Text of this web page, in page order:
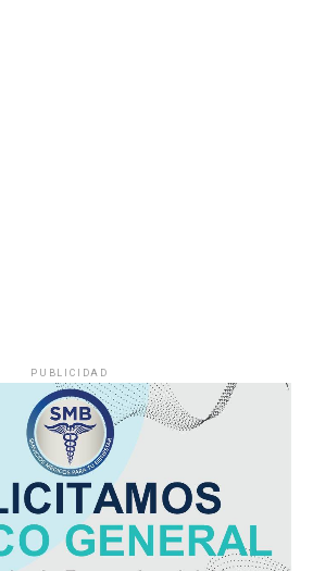
PUBLICIDAD